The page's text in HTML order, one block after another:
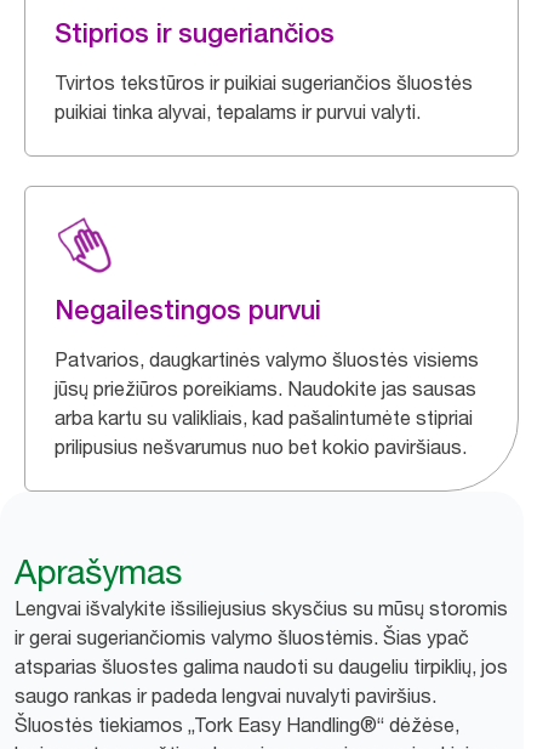
Stiprios ir sugeriančios
Tvirtos tekstūros ir puikiai sugeriančios šluostės
puikiai tinka alyvai, tepalams ir purvui valyti.
Negailestingos purvui
Patvarios, daugkartinės valymo šluostės visiems
jūsų priežiūros poreikiams. Naudokite jas sausas
arba kartu su valikliais, kad pašalintumėte stipriai
prilipusius nešvarumus nuo bet kokio paviršiaus.
Aprašymas
Lengvai išvalykite išsiliejusius skysčius su mūsų storomis
ir gerai sugeriančiomis valymo šluostėmis. Šias ypač
atsparias šluostes galima naudoti su daugeliu tirpiklių, jos
saugo rankas ir padeda lengvai nuvalyti paviršius.
Šluostės tiekiamos „Tork Easy Handling®“ dėžėse,